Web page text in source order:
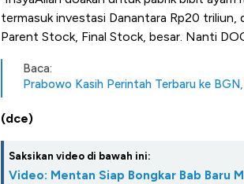
termasuk investasi Danantara Rp20
Parent Stock, Final Stock, besar. Nanti
Baca:
Prabowo Kasih Perintah Terbaru ke
(dce)
Saksikan video di bawah ini:
Video: Mentan Siap Bongkar Bab Baru